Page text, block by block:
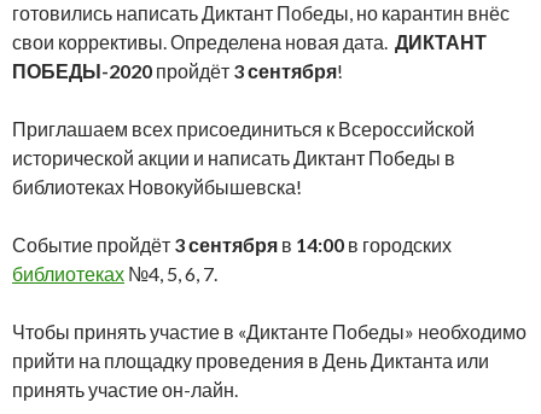
готовились написать Диктант Победы, но карантин внёс
свои коррективы. Определена новая дата. ДИКТАНТ
ПОБЕДЫ-2020 пройдёт 3 сентября!
Приглашаем всех присоединиться к Всероссийской
исторической акции и написать Диктант Победы в
библиотеках Новокуйбышевска!
Событие пройдёт 3 сентября в 14:00 в городских
библиотеках №4, 5, 6, 7.
Чтобы принять участие в «Диктанте Победы» необходимо
прийти на площадку проведения в День Диктанта или
принять участие он-лайн.